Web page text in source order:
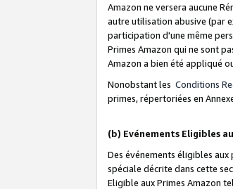
Amazon ne versera aucune
autre utilisation abusive (par
participation d'une même
Primes Amazon qui ne sont
Amazon a bien été appliqué
Nonobstant les Conditions
primes, répertoriées en
(b) Evénements Eligibles
Des événements éligibles
spéciale décrite dans cette
Eligible aux Primes Amazon